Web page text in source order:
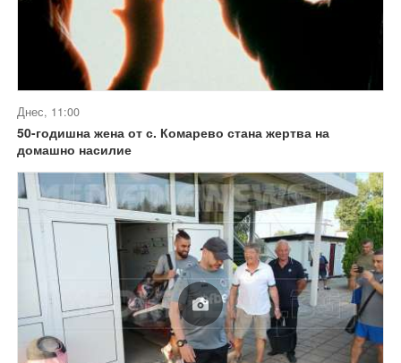
Днес, 11:00
50-годишна жена от с. Комарево стана жертва на
домашно насилие